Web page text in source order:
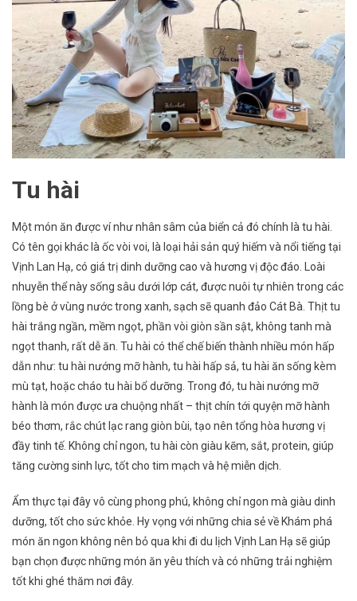
Tu hài
Một món ăn được ví như nhân sâm của biển cả đó chính là tu hài.
Có tên gọi khác là ốc vòi voi, là loại hải sản quý hiếm và nổi tiếng tại
Vịnh Lan Hạ, có giá trị dinh dưỡng cao và hương vị độc đáo. Loài
nhuyễn thể này sống sâu dưới lớp cát, được nuôi tự nhiên trong các
lồng bè ở vùng nước trong xanh, sạch sẽ quanh đảo Cát Bà. Thịt tu
hài trắng ngần, mềm ngọt, phần vòi giòn sần sật, không tanh mà
ngọt thanh, rất dễ ăn. Tu hài có thể chế biến thành nhiều món hấp
dẫn như: tu hài nướng mỡ hành, tu hài hấp sả, tu hài ăn sống kèm
mù tạt, hoặc cháo tu hài bổ dưỡng. Trong đó, tu hài nướng mỡ
hành là món được ưa chuộng nhất – thịt chín tới quyện mỡ hành
béo thơm, rắc chút lạc rang giòn bùi, tạo nên tổng hòa hương vị
đầy tinh tế. Không chỉ ngon, tu hài còn giàu kẽm, sắt, protein, giúp
tăng cường sinh lực, tốt cho tim mạch và hệ miễn dịch.
Ẩm thực tại đây vô cùng phong phú, không chỉ ngon mà giàu dinh
dưỡng, tốt cho sức khỏe. Hy vọng với những chia sẻ về Khám phá
món ăn ngon không nên bỏ qua khi đi du lịch Vịnh Lan Hạ sẽ giúp
bạn chọn được những món ăn yêu thích và có những trải nghiệm
tốt khi ghé thăm nơi đây.